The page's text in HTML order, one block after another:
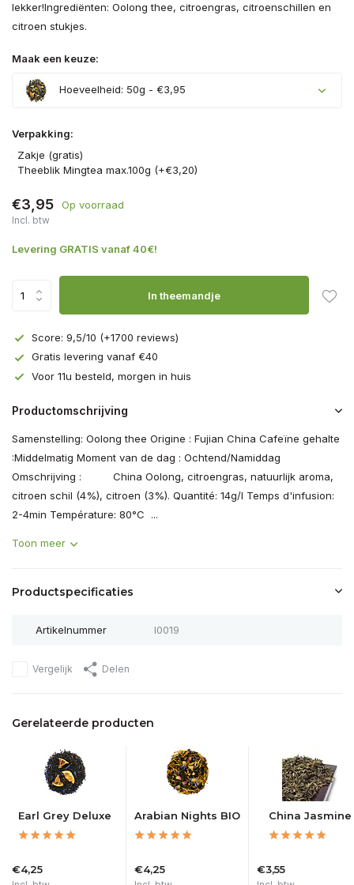
lekker!Ingrediënten: Oolong thee, citroengras, citroenschillen en
citroen stukjes.
Maak een keuze:
Hoeveelheid: 50g - €3,95
Verpakking:
Zakje (gratis)
Theeblik Mingtea max.100g (+€3,20)
€3,95 Op voorraad
Incl. btw
Levering GRATIS vanaf 40€!
In theemandje
Score: 9,5/10 (+1700 reviews)
Gratis levering vanaf €40
Voor 11u besteld, morgen in huis
Productomschrijving
Samenstelling: Oolong thee Origine : Fujian China Cafeïne gehalte
:Middelmatig Moment van de dag : Ochtend/Namiddag
Omschrijving : China Oolong, citroengras, natuurlijk aroma,
citroen schil (4%), citroen (3%). Quantité: 14g/l Temps d'infusion:
2-4min Température: 80°C ...
Toon meer
Productspecificaties
Artikelnummer I0019
Vergelijk Delen
Gerelateerde producten
Earl Grey Deluxe
€4,25
Arabian Nights BIO
€4,25
China Jasmine
€3,55